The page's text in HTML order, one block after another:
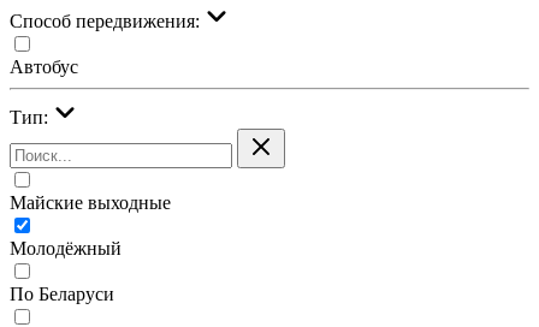
Cпособ передвижения:
Автобус
Тип:
Майские выходные
Молодёжный
По Беларуси